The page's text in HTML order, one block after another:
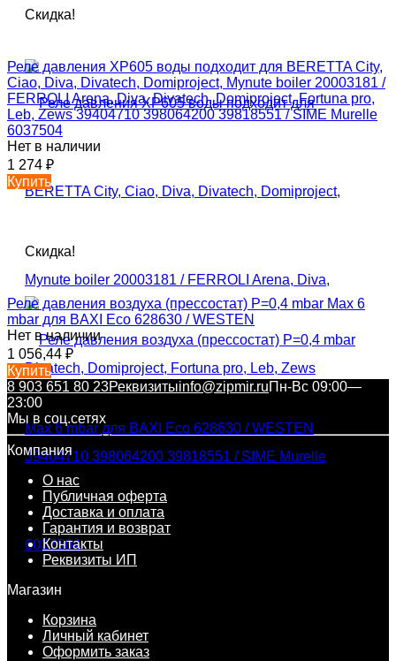
Скидка!
Реле давления XP605 воды подходит для BERETTA City,
Ciao, Diva, Divatech, Domiproject, Mynute boiler 20003181 /
FERROLI Arena, Diva, Divatech, Domiproject, Fortuna pro,
Leb, Zews 39404710 398064200 39818551 / SIME Murelle
6037504
Нет в наличии
1 274 ₽
Купить
Скидка!
Реле давления воздуха (прессостат) P=0,4 mbar Max 6
mbar для BAXI Eco 628630 / WESTEN
Нет в наличии
1 056,44 ₽
Купить
8 903 651 80 23Реквизитыinfo@zipmir.ruПн-Вс 09:00—
23:00
Мы в соц.сетях
Компания
О нас
Публичная оферта
Доставка и оплата
Гарантия и возврат
Контакты
Реквизиты ИП
Магазин
Корзина
Личный кабинет
Оформить заказ